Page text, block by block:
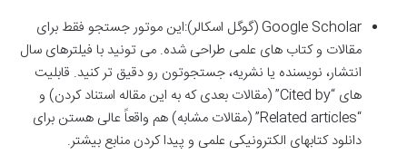
Google Scholar (گوگل اسکالر):این موتور جستجو فقط برای
مقالات و کتاب های علمی طراحی شده. می تونید با فیلترهای سال
انتشار، نویسنده یا نشریه، جستجوتون رو دقیق تر کنید. قابلیت
های “Cited by” (مقالات بعدی که به این مقاله استناد کردن) و
“Related articles” (مقالات مشابه) هم واقعاً عالی هستن برای
دانلود کتابهای الکترونیکی علمی و پیدا کردن منابع بیشتر.